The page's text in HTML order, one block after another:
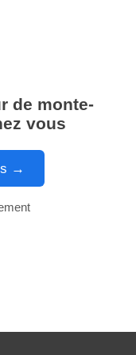
de monte-
vous
→